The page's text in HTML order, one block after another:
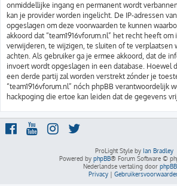
onmiddellijke ingang en permanent wordt
kan je provider worden ingelicht. De IP-adressen
opgeslagen om deze voorwaarden te kunnen
akkoord dat “team1916vforum.nl” het recht heeft
verwijderen, te wijzigen, te sluiten of te verplaatsen
achten. Als gebruiker ga je ermee akkoord, dat de
invoert wordt opgeslagen in een database. Hoewel
een derde partij zal worden verstrekt zónder je
“team1916vforum.nl” nóch phpBB verantwoordelijk
hackpoging die ertoe kan leiden dat de gegevens
ProLight Style by Ian Bradley
Powered by phpBB® Forum Software ©
Nederlandse vertaling door
Privacy |